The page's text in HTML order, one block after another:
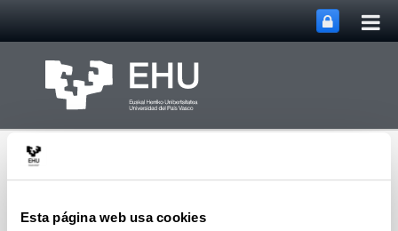
Esta página web usa cookies